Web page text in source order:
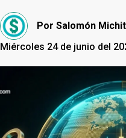
Por Salomón
Miércoles 24 de junio del